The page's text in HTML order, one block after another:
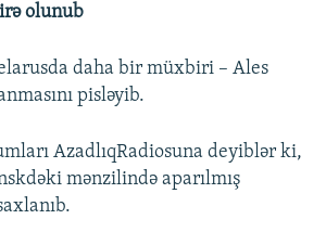
olunub
daha bir müxbiri – Ales
pisləyib.
AzadlıqRadiosuna deyiblər ki,
mənzilində aparılmış